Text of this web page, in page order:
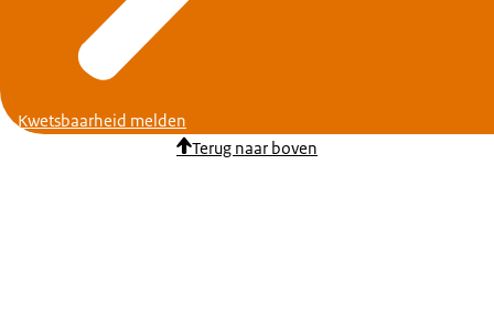
Kwetsbaarheid melden
Terug naar boven